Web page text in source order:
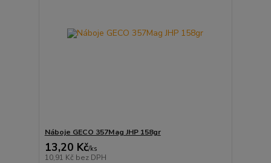
Náboje GECO 357Mag JHP 158gr
13,20 Kč/ks
10,91 Kč bez DPH